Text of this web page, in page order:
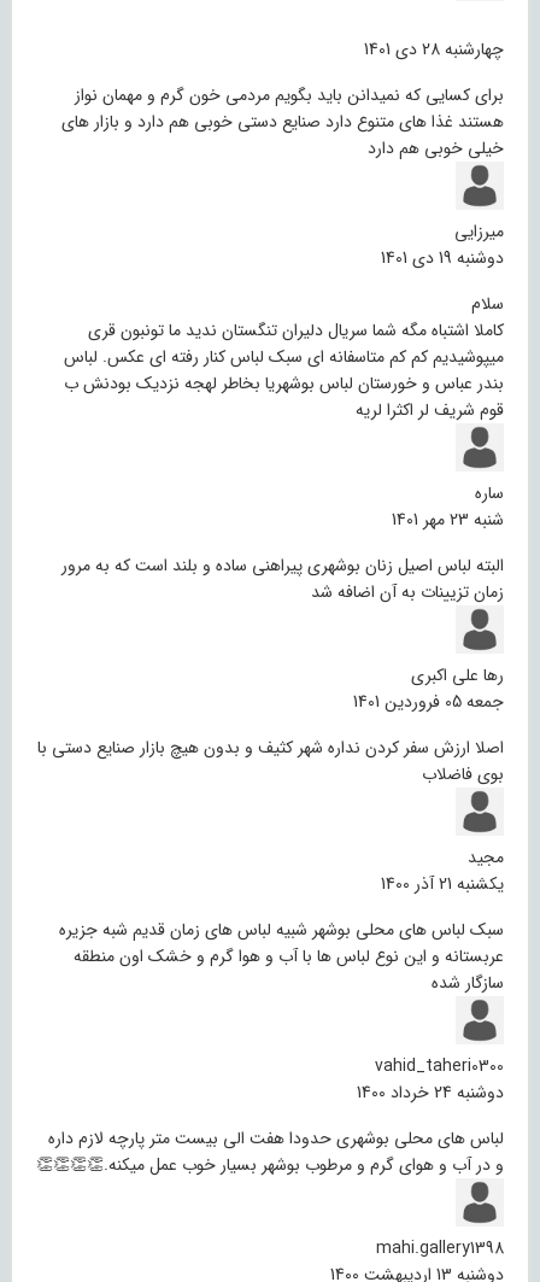
چهارشنبه 28 دی 1401
برای کسایی که نمیدانن باید بگویم مردمی خون گرم و مهمان نواز
هستند غذا های متنوع دارد صنایع دستی خوبی هم دارد و بازار های
خیلی خوبی هم دارد
میرزایی
دوشنبه 19 دی 1401
سلام
کاملا اشتباه مگه شما سریال دلیران تنگستان ندید ما تونبون قری
میپوشیدیم کم کم متاسفانه ای سبک لباس کنار رفته ای عکس. لباس
بندر عباس و خورستان لباس بوشهریا بخاطر لهجه نزدیک بودنش ب
قوم شریف لر اکثرا لریه
ساره
شنبه 23 مهر 1401
البته لباس اصیل زنان بوشهری پیراهنی ساده و بلند است که به مرور
زمان تزیینات به آن اضافه شد
رها علی اکبری
جمعه 05 فروردین 1401
اصلا ارزش سفر کردن نداره شهر کثیف و بدون هیچ بازار صنایع دستی با
بوی فاضلاب
مجید
یکشنبه 21 آذر 1400
سبک لباس های محلی بوشهر شبیه لباس های زمان قدیم شبه جزیره
عربستانه و این نوع لباس ها با آب و هوا گرم و خشک اون منطقه
سازگار شده
vahid_taheri0300
دوشنبه 24 خرداد 1400
لباس های محلی بوشهری حدودا هفت الی بیست متر پارچه لازم داره
و در آب و هوای گرم و مرطوب بوشهر بسیار خوب عمل میکنه.👏👏👏👏
mahi.gallery1398
دوشنبه 13 اردیبهشت 1400